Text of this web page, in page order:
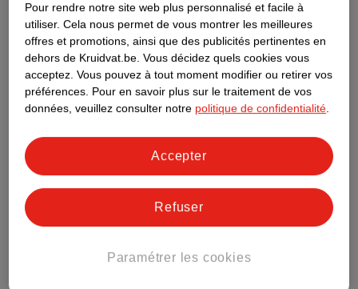
Informations figurant sur l'étiquette
Nature Impact Score
Ce produit n’a (pas encore) de "Nature
Impact Score".
Informations sur la commande et la livraison
Pour rendre notre site web plus personnalisé et facile à
utiliser. Cela nous permet de vous montrer les meilleures
offres et promotions, ainsi que des publicités pertinentes en
dehors de Kruidvat.be. Vous décidez quels cookies vous
acceptez. Vous pouvez à tout moment modifier ou retirer vos
préférences. Pour en savoir plus sur le traitement de vos
données, veuillez consulter notre politique de confidentialité.
Paramétrer les cookies
Refuser
Accepter